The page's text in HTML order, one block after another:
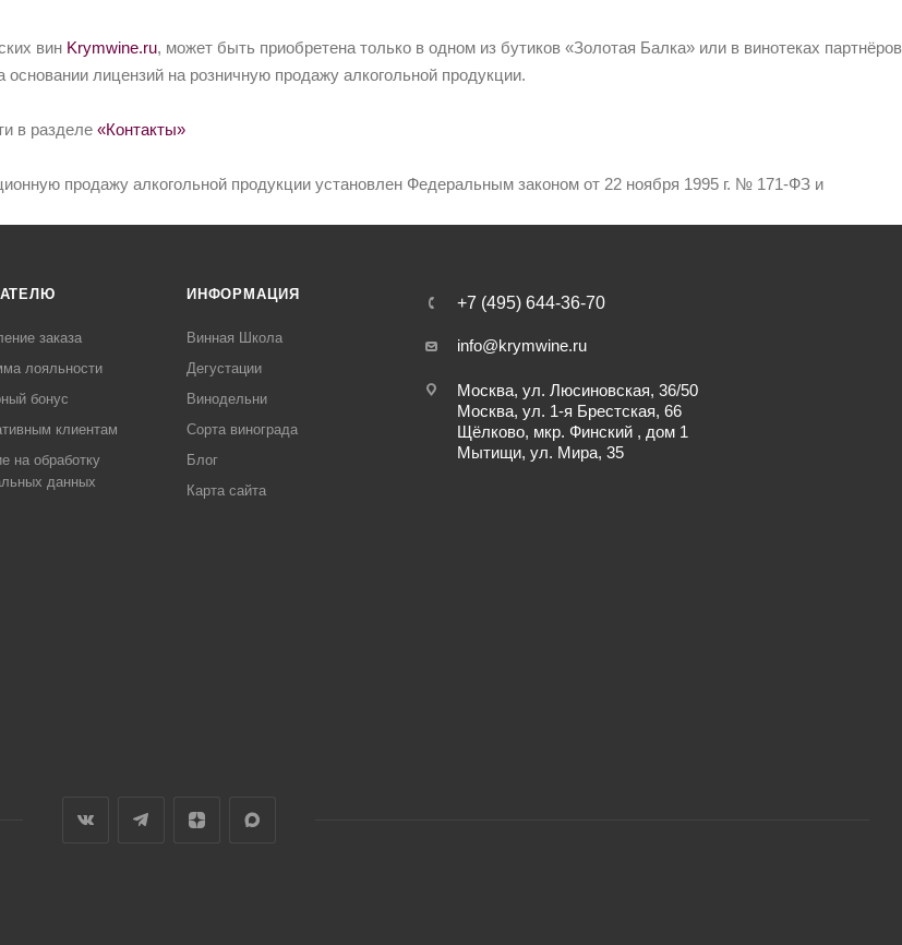
вин Krymwine.ru, может быть приобретена только в одном из бутиков «Золотая Балка» или в винотеках партнёров
лицензий на розничную продажу алкогольной продукции.
в разделе «Контакты»
продажу алкогольной продукции установлен Федеральным законом от 22 ноября 1995 г. № 171-ФЗ и
заказа
лояльности
бонус
клиентам
на обработку
данных
ИНФОРМАЦИЯ
Винная Школа
Дегустации
Винодельни
Сорта винограда
Блог
Карта сайта
+7 (495) 644-36-70
info@krymwine.ru
Москва, ул. Люсиновская, 36/50
Москва, ул. 1-я Брестская, 66
Щёлково, мкр. Финский , дом 1
Мытищи, ул. Мира, 35